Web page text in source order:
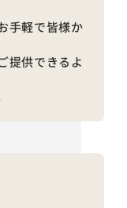
手軽で皆様か
提供できるよ